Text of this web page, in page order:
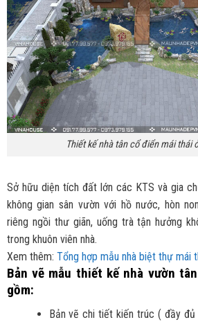
Thiết kế nhà tân cổ điển mái thái
Sở hữu diện tích đất lớn các KTS và gia
không gian sân vườn với hồ nước, hòn
riêng ngồi thư giãn, uống trà tận hưởng
trong khuôn viên nhà.
Xem thêm: Tổng hợp mẫu nhà biệt thự mái
Bản vẽ mẫu thiết kế nhà vườn
gồm:
Bản vẽ chi tiết kiến trúc ( đầy